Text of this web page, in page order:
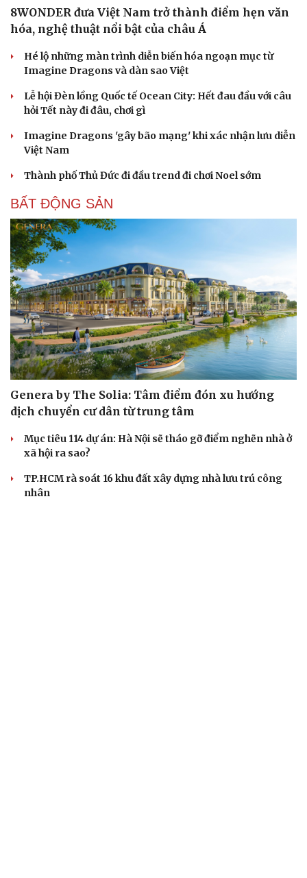
8WONDER đưa Việt Nam trở thành điểm hẹn văn
hóa, nghệ thuật nổi bật của châu Á
Hé lộ những màn trình diễn biến hóa ngoạn mục từ
Imagine Dragons và dàn sao Việt
Lễ hội Đèn lồng Quốc tế Ocean City: Hết đau đầu với câu
hỏi Tết này đi đâu, chơi gì
Imagine Dragons 'gây bão mạng' khi xác nhận lưu diễn
Việt Nam
Thành phố Thủ Đức đi đầu trend đi chơi Noel sớm
BẤT ĐỘNG SẢN
Genera by The Solia: Tâm điểm đón xu hướng
dịch chuyển cư dân từ trung tâm
Mục tiêu 114 dự án: Hà Nội sẽ tháo gỡ điểm nghẽn nhà ở
xã hội ra sao?
TP.HCM rà soát 16 khu đất xây dựng nhà lưu trú công
nhân